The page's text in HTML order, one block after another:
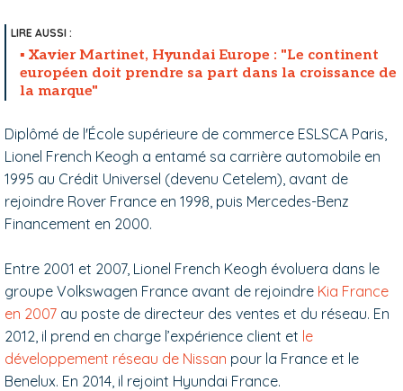
Xavier Martinet, Hyundai Europe : "Le continent
européen doit prendre sa part dans la croissance de
la marque"
Diplômé de l'École supérieure de commerce ESLSCA Paris,
Lionel French Keogh a entamé sa carrière automobile en
1995 au Crédit Universel (devenu Cetelem), avant de
rejoindre Rover France en 1998, puis Mercedes-Benz
Financement en 2000.
Entre 2001 et 2007, Lionel French Keogh évoluera dans le
groupe Volkswagen France avant de rejoindre Kia France
en 2007 au poste de directeur des ventes et du réseau. En
2012, il prend en charge l’expérience client et le
développement réseau de Nissan pour la France et le
Benelux. En 2014, il rejoint Hyundai France.